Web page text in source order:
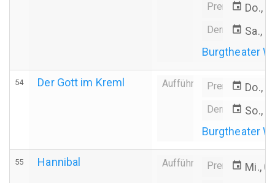
Premiere
event Do.,
Derniere
event Sa.,
Burgtheater
54 Der Gott im Kreml AufführungPremiere
event Do.,
Derniere
event So.,
Burgtheater
55 Hannibal AufführungPremiere
event Mi.,